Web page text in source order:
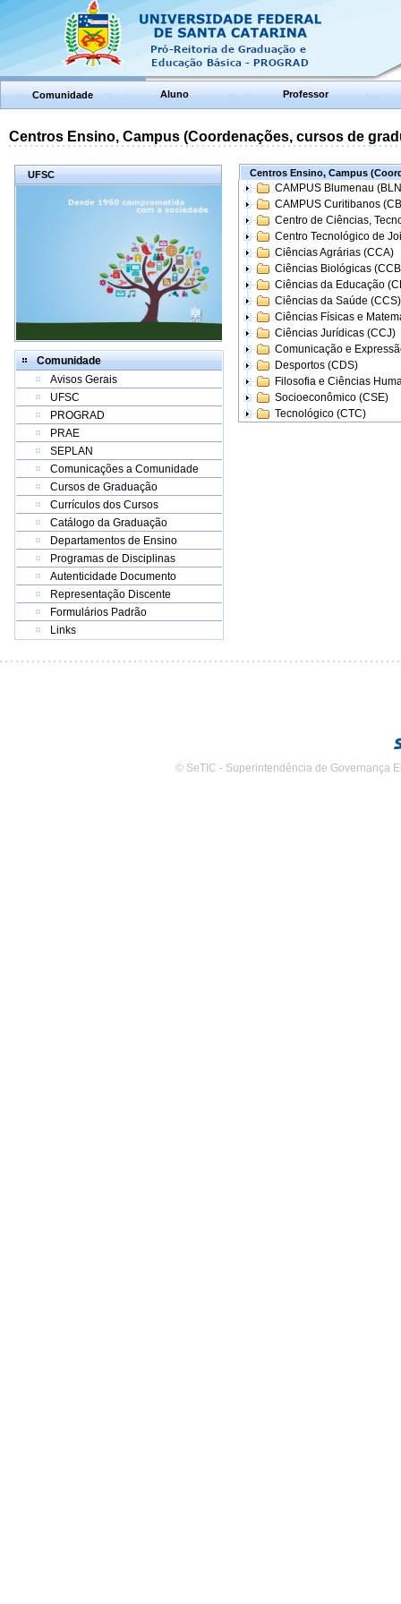
Comunidade Aluno Professor
Centros Ensino, Campus (Coordenações, cursos de
UFSC
Comunidade
Avisos Gerais
UFSC
PROGRAD
PRAE
SEPLAN
Comunicações a Comunidade
Cursos de Graduação
Currículos dos Cursos
Catálogo da Graduação
Departamentos de Ensino
Programas de Disciplinas
Autenticidade Documento
Representação Discente
Formulários Padrão
Links
Centros Ensino, Campus
CAMPUS Blumenau
CAMPUS Curitibanos
Centro de Ciências,
Centro Tecnológico de
Ciências Agrárias (CCA)
Ciências Biológicas
Ciências da Educação
Ciências da Saúde (CCS)
Ciências Físicas e
Ciências Jurídicas (CCJ)
Comunicação e
Desportos (CDS)
Filosofia e Ciências
Socioeconômico (CSE)
Tecnológico (CTC)
© SeTIC - Superintendência de Governança